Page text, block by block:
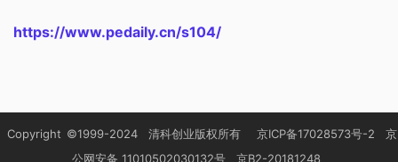
https://www.pedaily.cn/s104/
Copyright ©1999-2024 清科创业版权所有 京ICP备17028573号-2
京
公网安备 11010502030132号
京B2-20181248